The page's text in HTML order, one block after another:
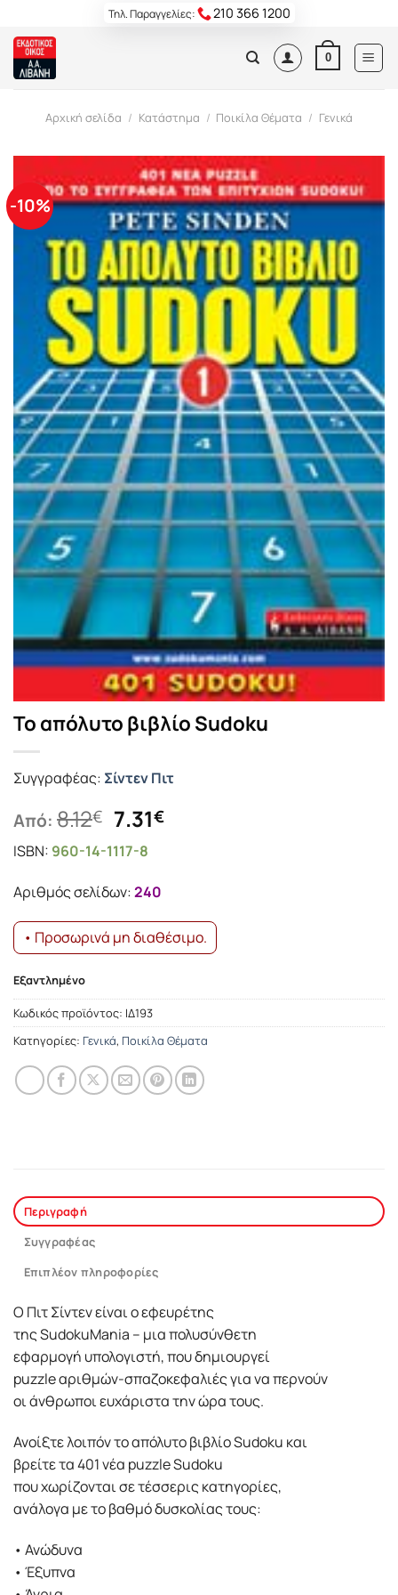
content
Τηλ. Παραγγελίες: 210 366 1200
0
Αρχική σελίδα / Κατάστημα / Ποικίλα Θέματα / Γενικά
-10%
Το απόλυτο βιβλίο Sudoku
Συγγραφέας: Σίντεν Πιτ
Από: 8.12€ Original
price
was:
8.12€.
7.31€Η
ISBN: 960-14-1117-8
Αριθμός σελίδων:240
• Προσωρινά μη διαθέσιμο.
Εξαντλημένο
Κωδικός προϊόντος: ΙΔ193
Κατηγορίες: Γενικά, Ποικίλα Θέματα
Περιγραφή
Συγγραφέας
Επιπλέον πληροφορίες
Ο Πιτ Σίντεν είναι ο εφευρέτης
της SudokuMania – μια πολυσύνθετη
εφαρμογή υπολογιστή, που δημιουργεί
puzzle αριθμών-σπαζοκεφαλιές για να περνούν
οι άνθρωποι ευχάριστα την ώρα τους.
Ανοίξτε λοιπόν το απόλυτο βιβλίο Sudoku και
βρείτε τα 401 νέα puzzle Sudoku
που χωρίζονται σε τέσσερις κατηγορίες,
ανάλογα με το βαθμό δυσκολίας τους:
• Ανώδυνα
• Έξυπνα